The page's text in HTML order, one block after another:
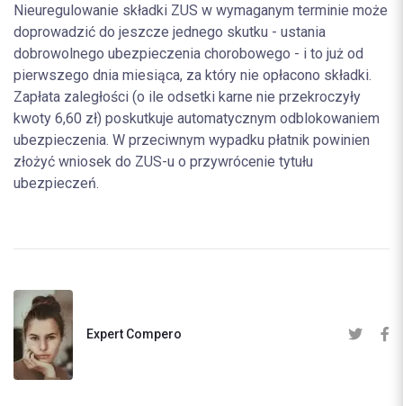
Nieuregulowanie składki ZUS w wymaganym terminie może
doprowadzić do jeszcze jednego skutku - ustania
dobrowolnego ubezpieczenia chorobowego - i to już od
pierwszego dnia miesiąca, za który nie opłacono składki.
Zapłata zaległości (o ile odsetki karne nie przekroczyły
kwoty 6,60 zł) poskutkuje automatycznym odblokowaniem
ubezpieczenia. W przeciwnym wypadku płatnik powinien
złożyć wniosek do ZUS-u o przywrócenie tytułu
ubezpieczeń.
Expert Compero